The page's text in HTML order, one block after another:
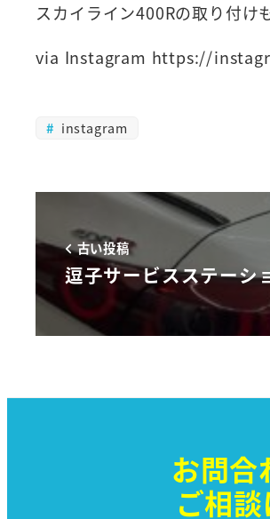
スカイライン400Rの取り付け
via Instagram https://
instagram
古い投稿
逗子サービスステーシ
お問合
ご相